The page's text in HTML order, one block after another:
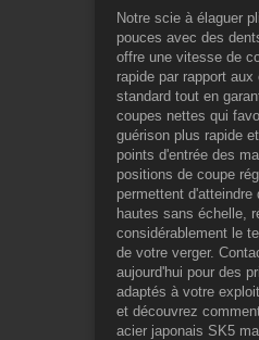
Notre scie à élaguer
pouces avec des
offre une vitesse de
rapide par rapport
standard tout en
coupes nettes qui
guérison plus rapide
points d'entrée des
positions de coupe
permettent d'atteindre
hautes sans échelle,
considérablement le
de votre verger.
aujourd'hui pour des
adaptés à votre
et découvrez
acier japonais SK5